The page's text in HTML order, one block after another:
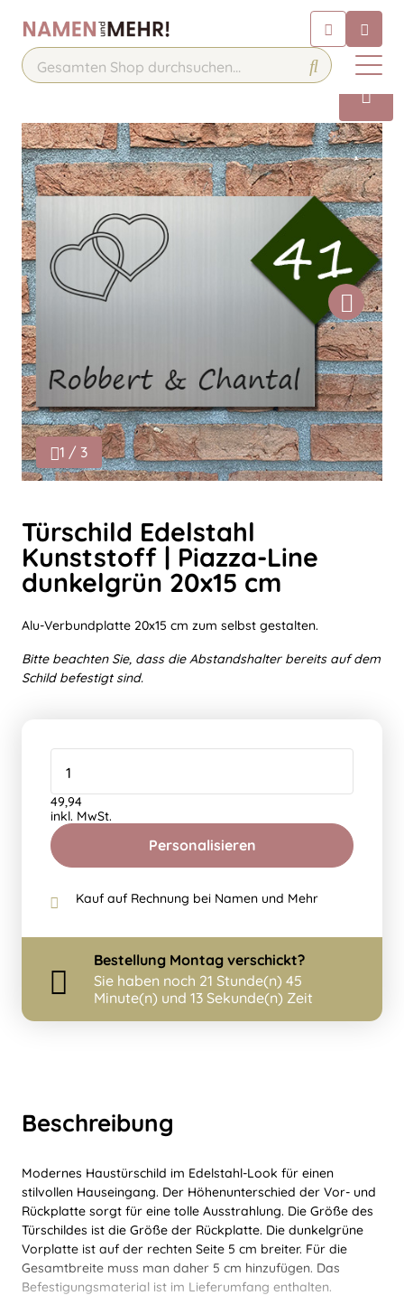
Chatten Sie 24/7 mit unserem
hilfreichen Chatbot
Kontakt
Beschreibung
Modernes Haustürschild im Edelstahl-Look für einen
stilvollen Hauseingang. Der Höhenunterschied der Vor- und
Rückplatte sorgt für eine tolle Ausstrahlung. Die Größe des
Türschildes ist die Größe der Rückplatte. Die dunkelgrüne
Vorplatte ist auf der rechten Seite 5 cm breiter. Für die
Gesamtbreite muss man daher 5 cm hinzufügen. Das
Befestigungsmaterial ist im Lieferumfang enthalten.
1 / 3
Türschild Edelstahl
Kunststoff | Piazza-Line
dunkelgrün 20x15 cm
Alu-Verbundplatte 20x15 cm zum selbst gestalten.
Bitte beachten Sie, dass die Abstandshalter bereits auf dem
Schild befestigt sind.
Personalisieren
49,94
inkl. MwSt.
Kauf auf Rechnung bei Namen und Mehr
Bestellung Montag verschickt?
Sie haben noch 21 Stunde(n) 45
Minute(n) und 13 Sekunde(n) Zeit